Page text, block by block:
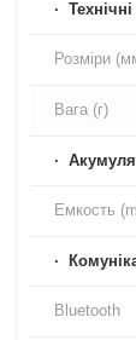
Розміри
Вага (г)
Емкость
Bluetooth